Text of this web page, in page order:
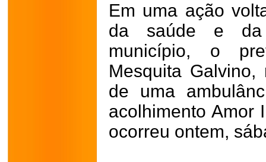
Em uma ação
da saúde e da
município, o
Mesquita
de uma
acolhimento Amor
ocorreu ontem,